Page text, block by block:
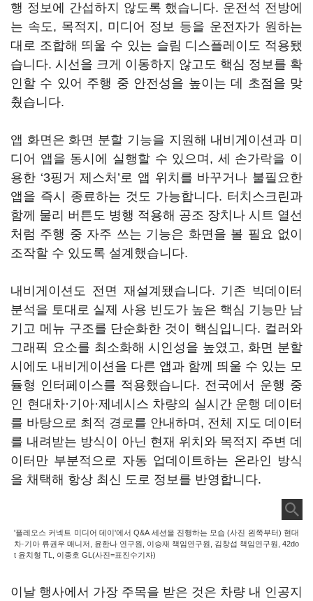
행 정보에 간섭하지 않도록 했습니다. 운전석 전방에
는 속도, 목적지, 미디어 정보 등을 운전자가 원하는
대로 조합해 띄울 수 있는 슬림 디스플레이도 적용됐
습니다. 시선을 크게 이동하지 않고도 핵심 정보를 확
인할 수 있어 주행 중 안전성을 높이는 데 초점을 맞
췄습니다.
앱 화면은 화면 분할 기능을 지원해 내비게이션과 미
디어 앱을 동시에 실행할 수 있으며, 세 손가락을 이
용한 ‘3핑거 제스처’로 앱 위치를 바꾸거나 불필요한
앱을 즉시 종료하는 것도 가능합니다. 터치스크린과
함께 물리 버튼도 병행 적용해 공조 장치나 시트 열선
처럼 주행 중 자주 쓰는 기능은 화면을 볼 필요 없이
조작할 수 있도록 설계했습니다.
내비게이션도 전면 재설계됐습니다. 기존 빅데이터
분석을 토대로 실제 사용 빈도가 높은 핵심 기능만 남
기고 메뉴 구조를 단순화한 것이 핵심입니다. 컬러와
그래픽 요소를 최소화해 시인성을 높였고, 화면 분할
시에도 내비게이션을 다른 앱과 함께 띄울 수 있는 모
듈형 인터페이스를 적용했습니다. 전국에서 운행 중
인 현대차·기아·제네시스 차량의 실시간 운행 데이터
를 바탕으로 최적 경로를 안내하며, 전체 지도 데이터
를 내려받는 방식이 아닌 현재 위치와 목적지 주변 데
이터만 부분적으로 자동 업데이트하는 온라인 방식
을 채택해 항상 최신 도로 정보를 반영합니다.
'플레오스 커넥트 미디어 데이'에서 Q&A 세션을 진행하는 모습 (사진 왼쪽부터) 현대
차·기아 류권우 매니저, 윤한나 연구원, 이승재 책임연구원, 김창섭 책임연구원, 42do
t 윤치형 TL, 이종호 GL(사진=표진수기자)
이날 행사에서 가장 주목을 받은 것은 차량 내 인공지